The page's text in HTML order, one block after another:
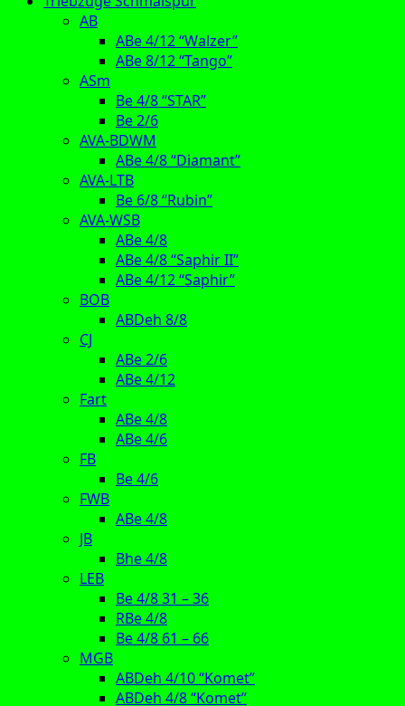
AB
ABe 4/12 “Walzer”
ABe 8/12 “Tango”
ASm
Be 4/8 “STAR”
Be 2/6
AVA-BDWM
ABe 4/8 “Diamant”
AVA-LTB
Be 6/8 “Rubin”
AVA-WSB
ABe 4/8
ABe 4/8 “Saphir II”
ABe 4/12 “Saphir”
BOB
ABDeh 8/8
CJ
ABe 2/6
ABe 4/12
Fart
ABe 4/8
ABe 4/6
FB
Be 4/6
FWB
ABe 4/8
JB
Bhe 4/8
LEB
Be 4/8 31 – 36
RBe 4/8
Be 4/8 61 – 66
MGB
ABDeh 4/10 “Komet”
ABDeh 4/8 “Komet”